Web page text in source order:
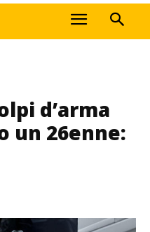
d’arma
un 26enne: